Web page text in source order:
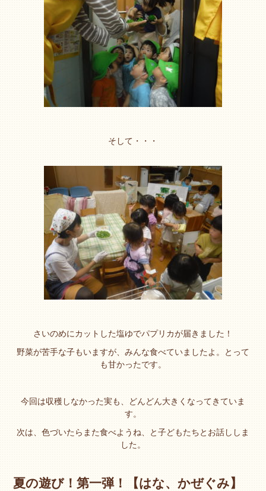
そして・・・
さいのめにカットした塩ゆでパプリカが届きました！
野菜が苦手な子もいますが、みんな食べていましたよ。とって
も甘かったです。
今回は収穫しなかった実も、どんどん大きくなってきていま
す。
次は、色づいたらまた食べようね、と子どもたちとお話ししま
した。
夏の遊び！第一弾！【はな、かぜぐみ】